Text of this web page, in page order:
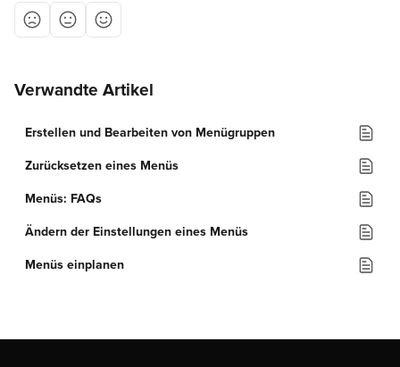
Verwandte Artikel
Erstellen und Bearbeiten von Menügruppen
Zurücksetzen eines Menüs
Menüs: FAQs
Ändern der Einstellungen eines Menüs
Menüs einplanen